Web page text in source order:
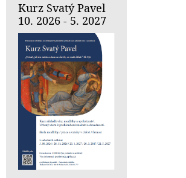
Kurz Svatý Pavel
10. 2026 - 5. 2027